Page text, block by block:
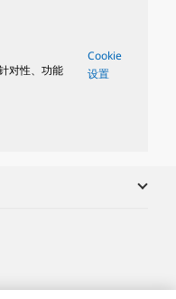
对性、功能
Cookie
设置